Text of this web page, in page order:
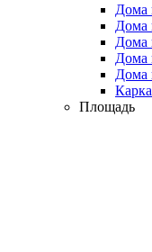
Дома
Дома
Дома
Дома
Дома
Площадь